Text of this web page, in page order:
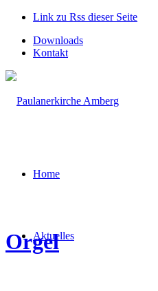
Link zu Rss dieser Seite
Downloads
Kontakt
Home
Aktuelles
Orgel